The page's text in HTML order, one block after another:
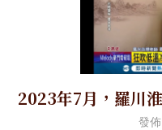
2023年7月，羅川
高雄風水老師 ＃發